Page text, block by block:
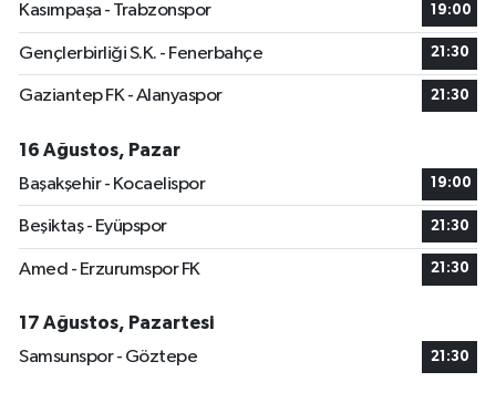
Kasımpaşa - Trabzonspor 19:00
Gençlerbirliği S.K. - Fenerbahçe 21:30
Gaziantep FK - Alanyaspor 21:30
16 Ağustos, Pazar
Başakşehir - Kocaelispor
19:00
Beşiktaş - Eyüpspor 21:30
Amed - Erzurumspor FK 21:30
17 Ağustos, Pazartesi
Samsunspor - Göztepe
21:30